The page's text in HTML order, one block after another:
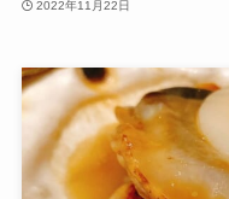
2022年11月22日